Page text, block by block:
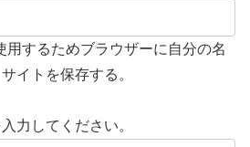
用するためブラウザーに自分の名
イトを保存する。
力してください。